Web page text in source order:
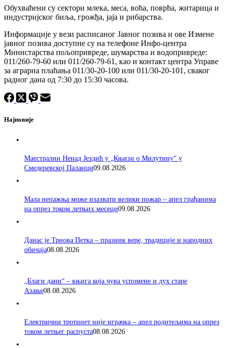
Обухваћени су сектори млека, меса, воћа, поврћа, житарица и
индустријског биља, грожђа, јаја и рибарства.
Информације у вези расписаног Јавног позива и ове Измене
јавног позива доступне су на телефоне Инфо-центра
Министарства пољопривреде, шумарства и водопривреде:
011/260-79-60 или 011/260-79-61, као и контакт центра Управе
за аграрна плаћања 011/30-20-100 или 011/30-20-101, сваког
радног дана од 7:30 до 15:30 часова.
Најновије
Маестрални Ненад Јездић у „Књизи о Милутину“ у
Смедеревској Паланци09.08.2026
Мала непажња може изазвати велики пожар – апел грађанима
на опрез током летњих месеци09.08.2026
Данас је Трнова Петка – празник вере, традиције и народних
обичаја08.08.2026
„Благи дани“ – књига која чува успомене и дух старе
Азање08.08.2026
Електрични тротинет није играчка – апел родитељима на опрез
током летњег распуста08.08.2026